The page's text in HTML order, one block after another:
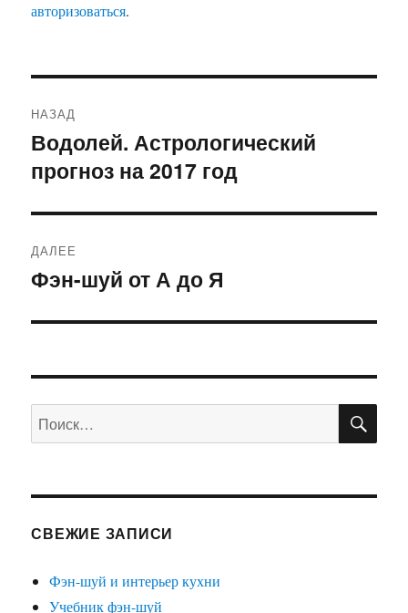
авторизоваться.
по
записям
НАЗАД
Предыдущая
запись:
Водолей. Астрологический
прогноз на 2017 год
ДАЛЕЕ
Следующая
Фэн-шуй от А до Я
Искать:
СВЕЖИЕ ЗАПИСИ
Фэн-шуй и интерьер кухни
Учебник фэн-шуй